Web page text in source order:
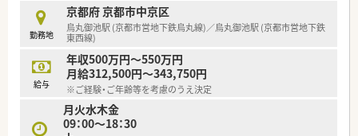
きております。
■年間の有給取得率も73.4％と高く、心身ともに健康な状態で勤
務できる環境です。※日本の平均有給取得率：56.6％
■担当マネージャーが各メンバーの割り当て数やコンディショ
ンを可視化しており、偏りがないようにバランスを取っておりま
す。
■在宅勤務制度も推進しています。リモートで可能な業務は自
宅やサテライトオフィス等で行っていただいております。
■時短勤務制度や、小学校就学中まで子供の病気療養・学校行事
勤務地
京都府 京都市中京区
烏丸御池駅 (京都市営地下鉄烏丸線)／烏丸御池駅 (京都市営地下鉄
東西線)
給与
年収500万円～550万円
月給312,500円～343,750円
※ご経験・ご年齢等を考慮のうえ決定
月火水木金
09：00～18：30